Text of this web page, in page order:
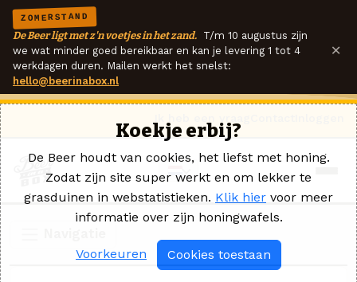
ZOMERSTAND
De Beer ligt met z'n voetjes in het zand. T/m 10 augustus zijn
we wat minder goed bereikbaar en kan je levering 1 tot 4
werkdagen duren. Mailen werkt het snelst:
hello@beerinabox.nl
×
Koekje erbij?
De Beer houdt van cookies, het liefst met honing.
Zodat zijn site super werkt en om lekker te
grasduinen in webstatistieken. Klik hier voor meer
informatie over zijn honingwafels.
Voorkeuren Cookies toestaan